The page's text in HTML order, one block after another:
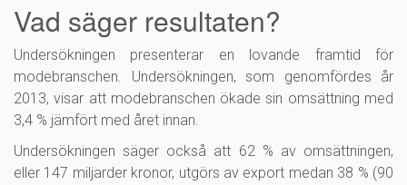
Vad säger resultaten?
Undersökningen presenterar en lovande framtid för
modebranschen. Undersökningen, som genomfördes år
2013, visar att modebranschen ökade sin omsättning med
3,4 % jämfört med året innan.
Undersökningen säger också att 62 % av omsättningen,
eller 147 miljarder kronor, utgörs av export medan 38 % (90